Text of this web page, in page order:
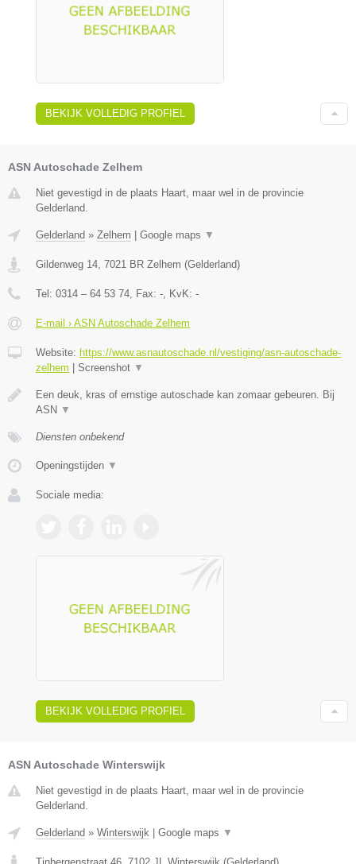
BEKIJK VOLLEDIG PROFIEL
ASN Autoschade Zelhem
Niet gevestigd in de plaats Haart, maar wel in de provincie
Gelderland.
Gelderland » Zelhem | Google maps ▼
Gildenweg 14 7021 BR Zelhem (Gelderland)
Tel: 0314 – 64 53 74 , Fax: - , KvK: -
E-mail › ASN Autoschade Zelhem
Website: https://www.asnautoschade.nl/vestiging/asn-autoschade-
zelhem | Screenshot ▼
Een deuk, kras of ernstige autoschade kan zomaar gebeuren. Bij
ASN ▼
Diensten onbekend
Openingstijden ▼
Sociale media:
BEKIJK VOLLEDIG PROFIEL
ASN Autoschade Winterswijk
Niet gevestigd in de plaats Haart, maar wel in de provincie
Gelderland.
Gelderland » Winterswijk Google maps ▼